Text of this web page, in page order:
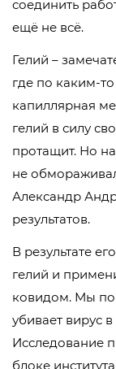
соединить
ещё не всё.
Гелий –
где по каким-
капиллярная
гелий в силу
протащит. Но
не
Александр
результатов.
В результате
гелий и
ковидом. Мы
убивает вирус
Исследование
блоке